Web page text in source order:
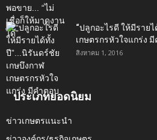
“ปลูกอะไรดี ให้มีราย
เกษตรกรหัวใจแกร่ง
สิงหาคม 1, 2016
ประเภทยอดนิยม
ข่าวเกษตรแนะนำ